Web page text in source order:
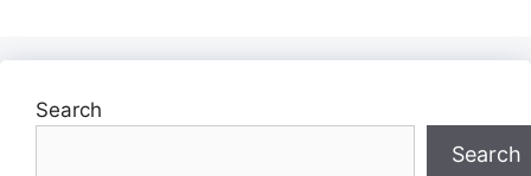
Search
Search